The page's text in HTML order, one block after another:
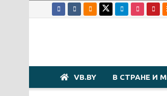
VB.BY В СТРАНЕ И